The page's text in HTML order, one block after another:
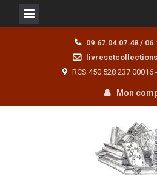
09.67.04.07.48 /
RCS 450 528 237 00016
Mon